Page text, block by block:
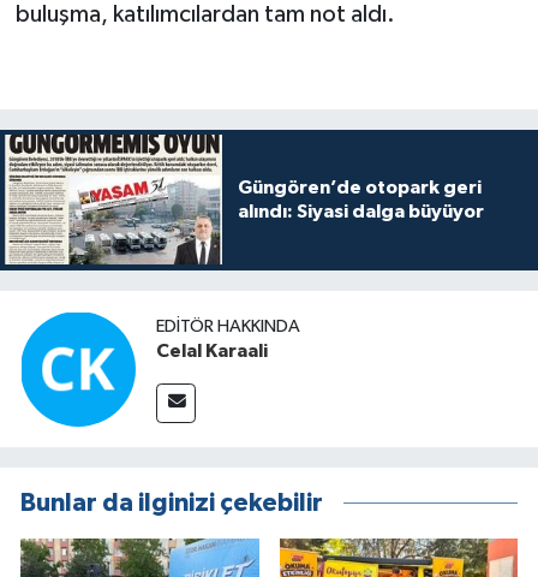
buluşma, katılımcılardan tam not aldı.
Güngören’de otopark geri
alındı: Siyasi dalga büyüyor
EDITÖR HAKKINDA
Celal Karaali
Bunlar da ilginizi çekebilir